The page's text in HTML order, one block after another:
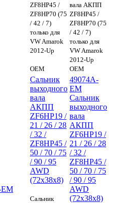
ZF8HP45 /
ZF8HP70 (75
/ 42 / 7)
только для
VW Amarok
2012-Up
OEM
вала АКПП
ZF8HP45 /
ZF8HP70 (75
/ 42 / 7)
только для
VW Amarok
2012-Up
OEM
EM
Сальник
выходного
вала
АКПП
ZF6HP19 /
21 / 26 / 28
/ 32 /
ZF8HP45 /
50 / 70 / 75
/ 90 / 95
AWD
(72x38x8)
Сальник
49074A-
EM
Сальник
выходного
вала
АКПП
ZF6HP19 /
21 / 26 / 28
/ 32 /
ZF8HP45 /
50 / 70 / 75
/ 90 / 95
AWD
(72x38x8)